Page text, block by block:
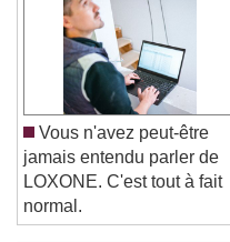
Reset
Done
Close Modal Dialog
End of dialog window.
Vous n'avez peut-être
jamais entendu parler de
LOXONE. C'est tout à fait
normal.